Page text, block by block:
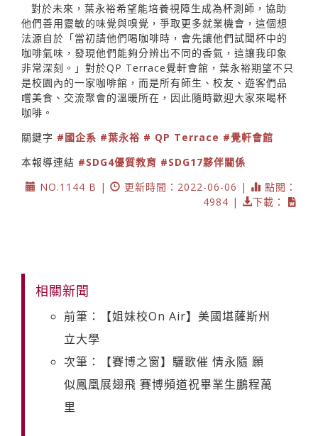
對於未來，葉永裕希望能培養視障生成為杯測師，協助
他們善用靈敏的味覺與嗅覺，爭取更多就業機會，這個想
法源自於「當初請他們喝咖啡時，會先讓他們試聞杯中的
咖啡氣味，發現他們能夠分辨出不同的香氣，這讓我印象
非常深刻。」對於QP Terrace覺軒會館，葉永裕期望不只
是校園內的一家咖啡館，而是所有師生、校友、遊客們品
嚐美食、交流聚會的溫暖所在，因此隨時歡迎大家來喝杯
咖啡。
關鍵字 #國企系 #葉永裕 # QP Terrace #覺軒會館
本報導連結 #SDG4優質教育 #SDG17夥伴關係
NO.1144 B |
更新時間：2022-06-06 |
點閱：
4984 |
下載：
相關新聞
前筆：【姐妹校On Air】美國堪薩斯州
立大學
次筆：【賽博之窗】驪歌催 情永隨 願
似鳳凰展翅飛 賽博頻道祝畢業生鵬程萬
里